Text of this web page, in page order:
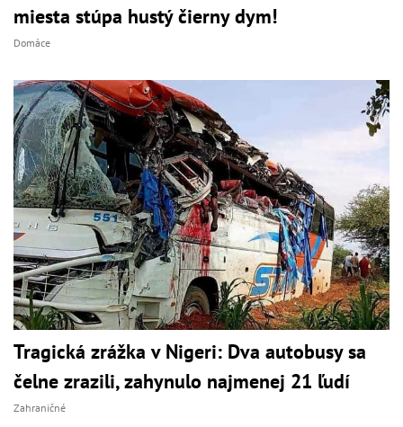
miesta stúpa hustý čierny dym!
Domáce
Tragická zrážka v Nigeri: Dva autobusy sa
čelne zrazili, zahynulo najmenej 21 ľudí
Zahraničné